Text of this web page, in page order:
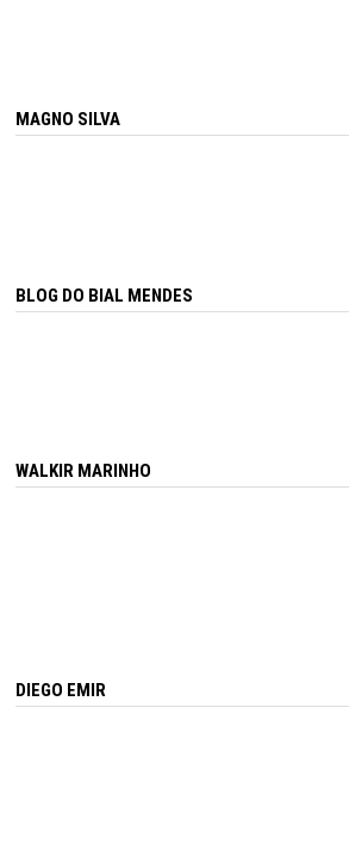
MAGNO SILVA
BLOG DO BIAL MENDES
WALKIR MARINHO
DIEGO EMIR